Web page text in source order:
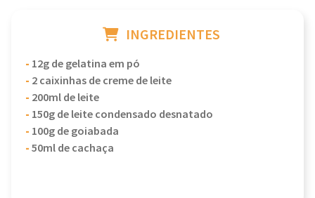
INGREDIENTES
- 12g de gelatina em pó
- 2 caixinhas de creme de leite
- 200ml de leite
- 150g de leite condensado desnatado
- 100g de goiabada
-50ml de cachaça